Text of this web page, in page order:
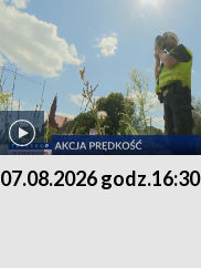
07.08.2026 godz.16:30